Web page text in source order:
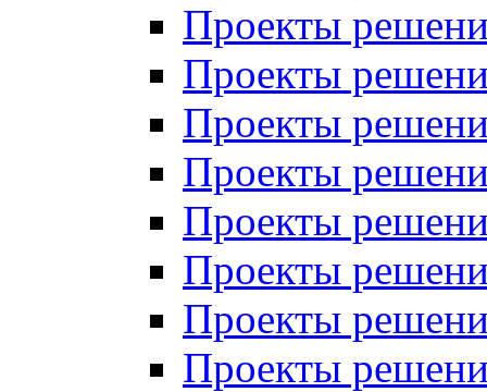
Проекты
Проекты
Проекты
Проекты
Проекты
Проекты
Проекты
Проекты